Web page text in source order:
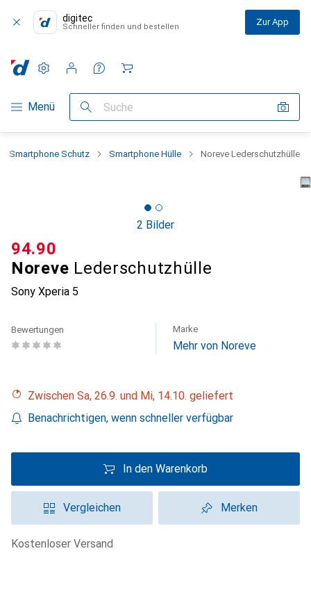
digitec
Schneller finden und bestellen Zur App
Navigation nach Kategorien
Menü Suche
Einstellungen
Kundenkonto
Vergleichslisten
Merklisten
Warenkorb
Smartphone Schutz Smartphone Hülle Noreve Lederschutzhülle
2 Bilder
Noreve Lederschutzhülle
Sony Xperia 5
CHF
94.90
Bewertungen Marke
Mehr von Noreve
Zwischen Sa, 26.9. und Mi, 14.10. geliefert
Benachrichtigen, wenn schneller verfügbar
In den Warenkorb
Vergleichen Merken
kostenloser Versand